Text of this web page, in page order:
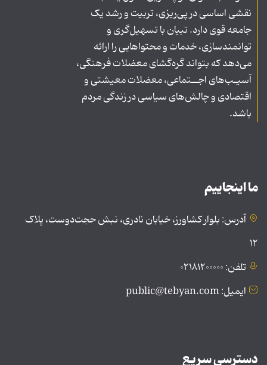
نقشی اساسی در پی‌ریزی، تربیت و رشد یک
جامعه قوی دارد. تبیان با تسهیل‌گری و
توانمندسازی، خدمات و محتواهایی را ارائه
می‌دهد که بتواند گره‌گشای معضلات فرهنگی،
آسیـب‌های اجــتماعی، معضلات معیشتی و
اقتصادی و چالش‌های سیاسی در زندگی مردم
باشد.
ما اینجاییم
آدرس: بلوار کشاورز، خیابان نادری، نبش حجت‌دوست، پلاک
۱۲
تلفن: ۰۲۱۸۱۲۰۰۰۰۰
ایمیل: public@tebyan.com
دسترسی سریع